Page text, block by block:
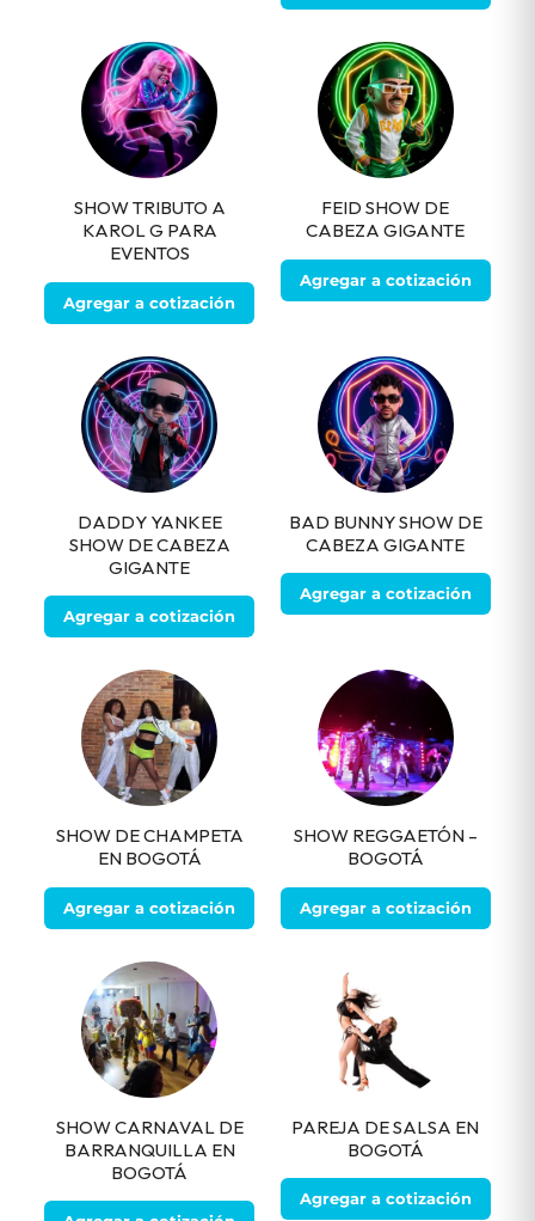
SHOW TRIBUTO A
KAROL G PARA
EVENTOS
Agregar a cotización
FEID SHOW DE
CABEZA GIGANTE
Agregar a cotización
DADDY YANKEE
SHOW DE CABEZA
GIGANTE
Agregar a cotización
BAD BUNNY SHOW DE
CABEZA GIGANTE
Agregar a cotización
SHOW DE CHAMPETA
EN BOGOTÁ
Agregar a cotización
SHOW REGGAETÓN –
BOGOTÁ
Agregar a cotización
SHOW CARNAVAL DE
BARRANQUILLA EN
BOGOTÁ
PAREJA DE SALSA EN
BOGOTÁ
Agregar a cotización